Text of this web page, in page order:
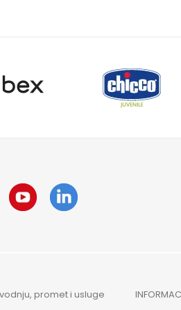
promet i usluge